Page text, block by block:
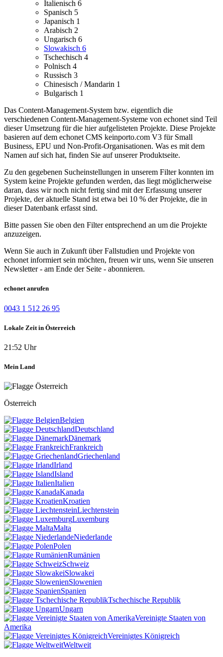
Italienisch 6
Spanisch 5
Japanisch 1
Arabisch 2
Ungarisch 6
Slowakisch 6
Tschechisch 4
Polnisch 4
Russisch 3
Chinesisch / Mandarin 1
Bulgarisch 1
Das Content-Management-System bzw. eigentlich die
verschiedenen Content-Management-Systeme von echonet sind Teil
dieser Umsetzung für die hier aufgelisteten Projekte. Diese Projekte
basieren auf dem echonet CMS keinporto.com V3 für Small
Business, EPU und Non-Profit-Organisationen. Was es mit dem
Namen auf sich hat, finden Sie auf unserer Produktseite.
Zu den gegebenen Sucheinstellungen in unserem Filter konnten im
System keine Projekte gefunden werden, das liegt möglicherweise
daran, dass wir noch nicht fertig sind mit der Erfassung unserer
Projekte, der aktuelle Stand ist etwa bei 10 % der Projekte, die in
dieser Datenbank erfasst sind.
Bitte passen Sie oben den Filter entsprechend an um die Projekte
anzuzeigen.
Wenn Sie auch in Zukunft über Fallstudien und Projekte von
echonet informiert sein möchten, freuen wir uns, wenn Sie unseren
Newsletter - am Ende der Seite - abonnieren.
echonet anrufen
0043 1 512 26 95
Lokale Zeit in Österreich
21:52 Uhr
Mein Land
Österreich
Belgien
Deutschland
Dänemark
Frankreich
Griechenland
Irland
Island
Italien
Kanada
Kroatien
Liechtenstein
Luxemburg
Malta
Niederlande
Polen
Rumänien
Schweiz
Slowakei
Slowenien
Spanien
Tschechische Republik
Ungarn
Vereinigte Staaten von
Amerika
Vereinigtes Königreich
Weltweit